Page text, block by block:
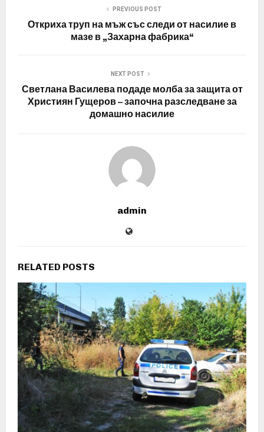
PREVIOUS POST
Откриха труп на мъж със следи от насилие в
мазе в „Захарна фабрика“
NEXT POST
Светлана Василева подаде молба за защита от
Християн Гущеров – започна разследване за
домашно насилие
admin
RELATED POSTS